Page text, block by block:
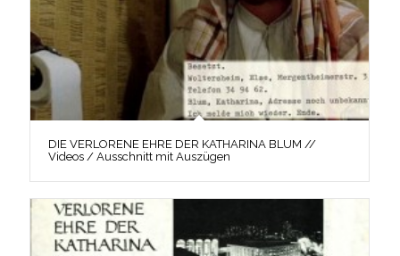
DIE VERLORENE EHRE DER KATHARINA BLUM //
Videos / Ausschnitt mit Auszügen